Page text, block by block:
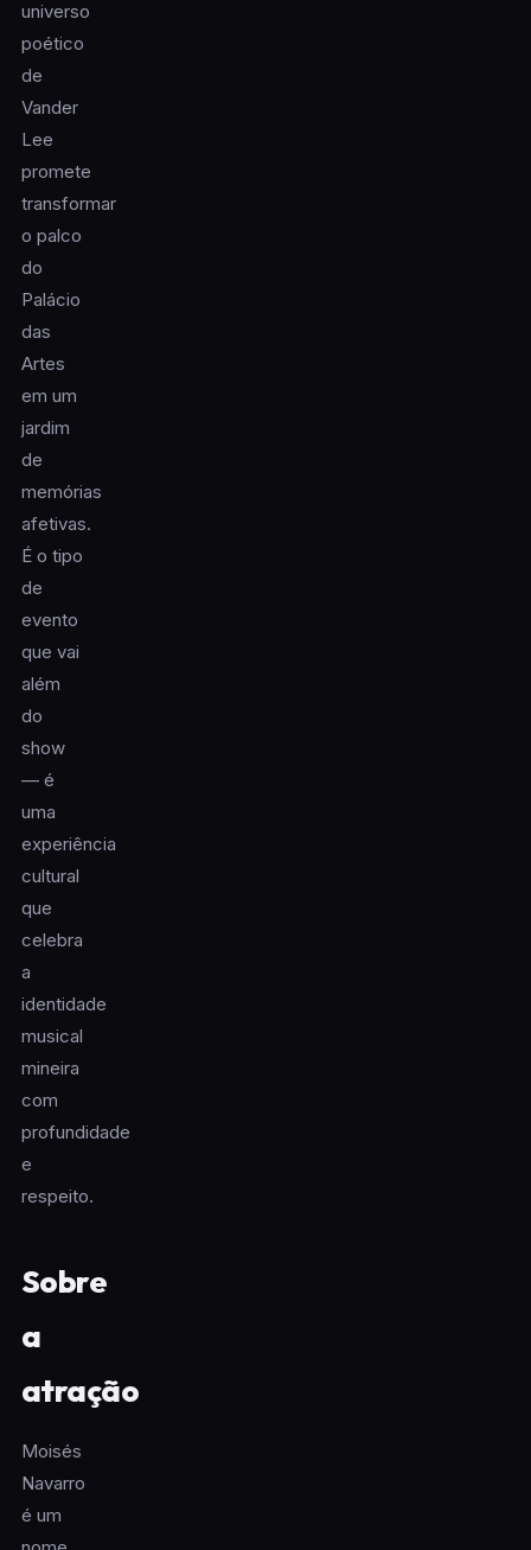
universo
poético
de
Vander
Lee
promete
transformar
o palco
do
Palácio
das
Artes
em um
jardim
de
memórias
afetivas.
É o tipo
de
evento
que vai
além
do
show
— é
uma
experiência
cultural
que
celebra
a
identidade
musical
mineira
com
profundidade
e
respeito.
Sobre
a
atração
Moisés
Navarro
é um